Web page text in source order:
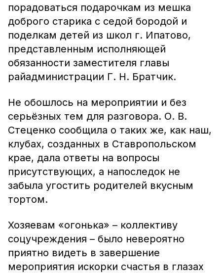
порадоваться подарочкам из мешка
доброго старика с седой бородой и
поделкам детей из школ г. Ипатово,
представленным исполняющей
обязанности заместителя главы
райадминистрации Г. Н. Братчик.
Не обошлось на мероприятии и без
серьёзных тем для разговора. О. В.
Стеценко сообщила о таких же, как наш,
клубах, созданных в Ставропольском
крае, дала ответы на вопросы
присутствующих, а напоследок не
забыла угостить родителей вкусным
тортом.
Хозяевам «огонька» – коллективу
соцучреждения – было невероятно
приятно видеть в завершение
мероприятия искорки счастья в глазах